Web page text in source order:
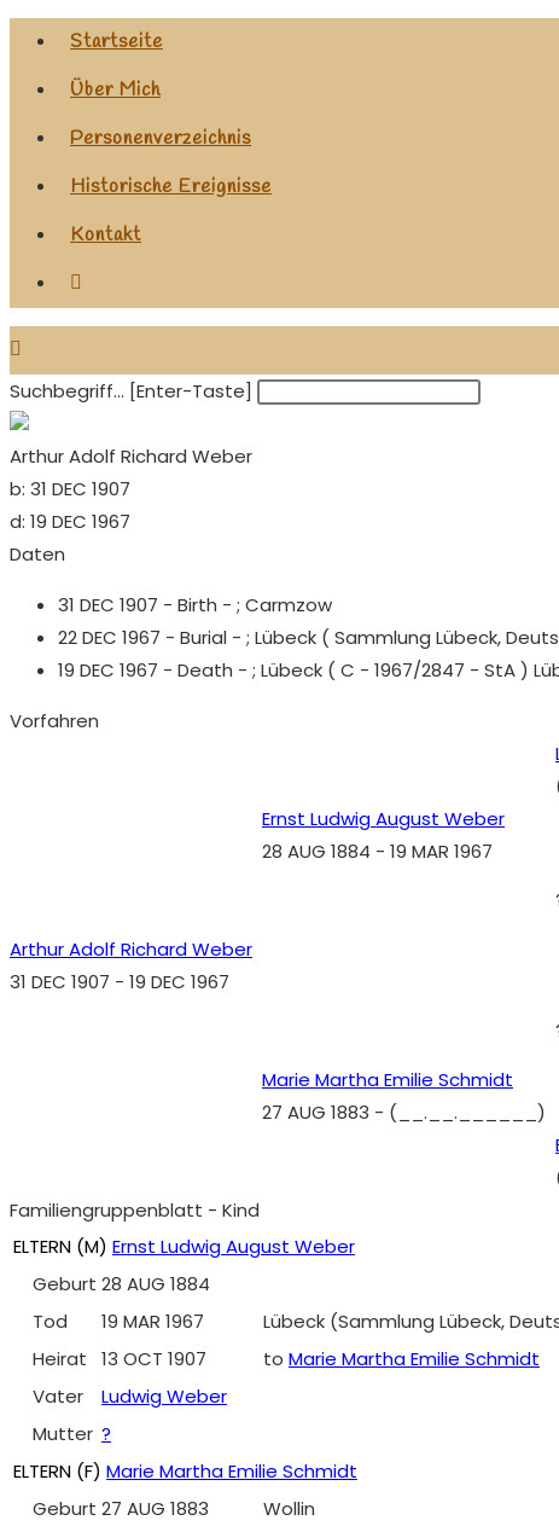
Zum
springen
Startseite
Über Mich
Personenverzeichnis
Historische Ereignisse
Kontakt
Website-
Suche
umschalten
Suchbegriff... [Enter-Taste]
Arthur Adolf Richard Weber
b: 31 DEC 1907
d: 19 DEC 1967
Daten
31 DEC 1907 - Birth - ; Carmzow
22 DEC 1967 - Burial - ; Lübeck ( Sammlung Lübeck,
19 DEC 1967 - Death - ; Lübeck ( C - 1967/2847 - StA )
Vorfahren
Ernst Ludwig August Weber
28 AUG 1884 - 19 MAR 1967
Arthur Adolf Richard Weber
31 DEC 1907 - 19 DEC 1967
Marie Martha Emilie Schmidt
27 AUG 1883 - (__.__.______)
Familiengruppenblatt - Kind
ELTERN (M) Ernst Ludwig August Weber
Geburt 28 AUG 1884
Tod
19 MAR 1967
Lübeck (Sammlung Lübeck,
Heirat
13 OCT 1907 to Marie Martha Emilie Schmidt
Vater
Ludwig Weber
Mutter ?
ELTERN (F) Marie Martha Emilie Schmidt
Geburt 27 AUG 1883
Wollin